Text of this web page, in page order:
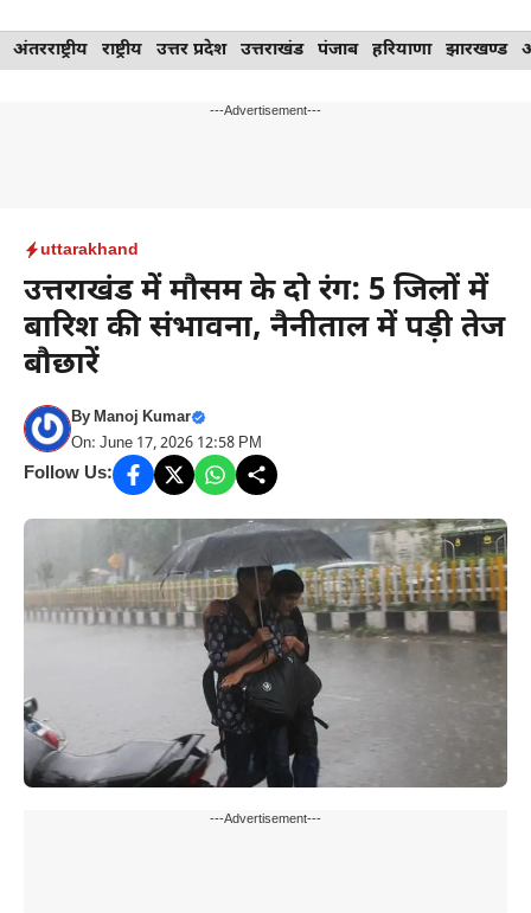
Skip
to
अंतरराष्ट्रीय राष्ट्रीय उत्तर प्रदेश उत्तराखंड पंजाब हरियाणा झारखण्ड
---Advertisement---
uttarakhand
उत्तराखंड में मौसम के दो रंग: 5 जिलों में
बारिश की संभावना, नैनीताल में पड़ी तेज
बौछारें
ByManoj Kumar
On: June 17, 2026 12:58 PM
Follow Us:
---Advertisement---